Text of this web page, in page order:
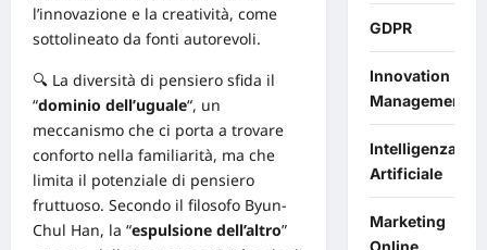
l’innovazione e la creatività, come
sottolineato da fonti autorevoli.
🔍 La diversità di pensiero sfida il
“dominio dell’uguale“, un
meccanismo che ci porta a trovare
conforto nella familiarità, ma che
limita il potenziale di pensiero
fruttuoso. Secondo il filosofo Byun-
Chul Han, la “espulsione dell’altro”
GDPR
Innovation
Management
Intelligenza
Artificiale
Marketing
Online